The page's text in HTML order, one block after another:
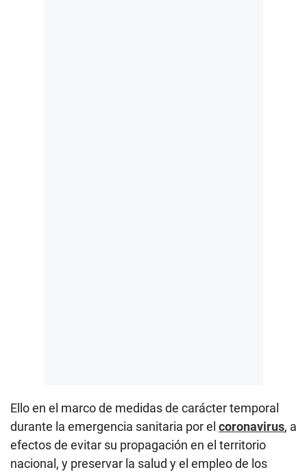
Ello en el marco de medidas de carácter temporal
durante la emergencia sanitaria por el coronavirus, a
efectos de evitar su propagación en el territorio
nacional, y preservar la salud y el empleo de los